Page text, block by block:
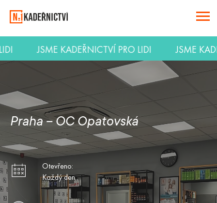
JSME KADEŘNICTVÍ PRO LIDI JSME
Praha – OC Opatovská
Otevřeno:
Každý den